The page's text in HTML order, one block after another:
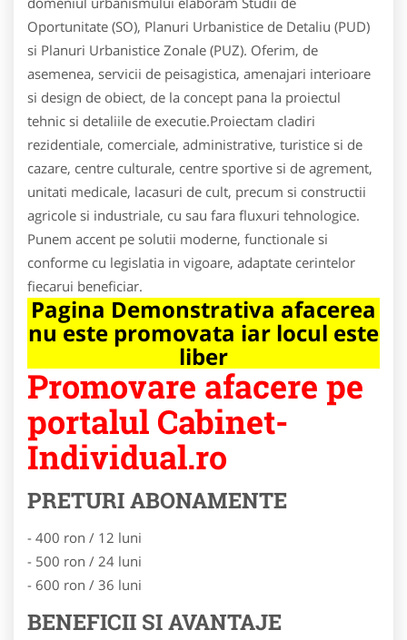
Oportunitate (SO), Planuri Urbanistice de Detaliu (PUD)
si Planuri Urbanistice Zonale (PUZ). Oferim, de
asemenea, servicii de peisagistica, amenajari interioare
si design de obiect, de la concept pana la proiectul
tehnic si detaliile de executie.Proiectam cladiri
rezidentiale, comerciale, administrative, turistice si de
cazare, centre culturale, centre sportive si de agrement,
unitati medicale, lacasuri de cult, precum si constructii
agricole si industriale, cu sau fara fluxuri tehnologice.
Punem accent pe solutii moderne, functionale si
conforme cu legislatia in vigoare, adaptate cerintelor
fiecarui beneficiar.
Pagina Demonstrativa afacerea
nu este promovata iar locul este
liber
Promovare afacere pe
portalul Cabinet-
Individual.ro
PRETURI ABONAMENTE
- 400 ron / 12 luni
- 500 ron / 24 luni
- 600 ron / 36 luni
BENEFICII SI AVANTAJE